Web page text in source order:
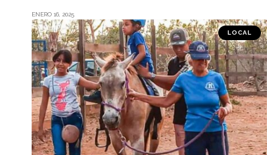
ENERO 16, 2025
LOCAL